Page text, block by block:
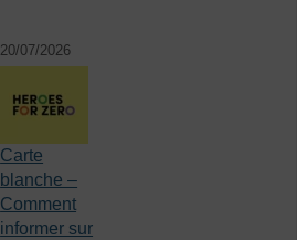
20/07/2026
Carte
blanche –
Comment
informer sur